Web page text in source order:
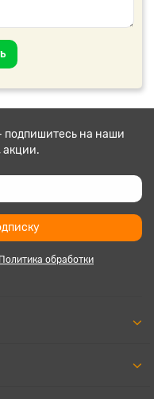
подпишитесь на наши
акции.
Политика обработки